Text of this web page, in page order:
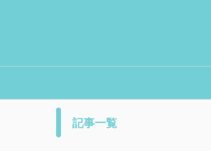
記事一覧